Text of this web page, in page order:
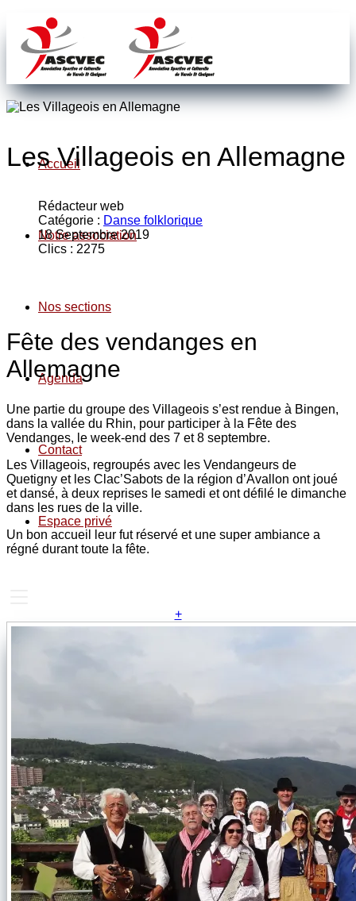
Accueil
Notre association
Nos sections
Agenda
Contact
Espace privé
Les Villageois en Allemagne
Rédacteur web
Catégorie : Danse folklorique
18 Septembre 2019
Clics : 2275
Fête des vendanges en
Allemagne
Une partie du groupe des Villageois s’est rendue à Bingen,
dans la vallée du Rhin, pour participer à la Fête des
Vendanges, le week-end des 7 et 8 septembre.
Les Villageois, regroupés avec les Vendangeurs de
Quetigny et les Clac’Sabots de la région d’Avallon ont joué
et dansé, à deux reprises le samedi et ont défilé le dimanche
dans les rues de la ville.
Un bon accueil leur fut réservé et une super ambiance a
régné durant toute la fête.
+